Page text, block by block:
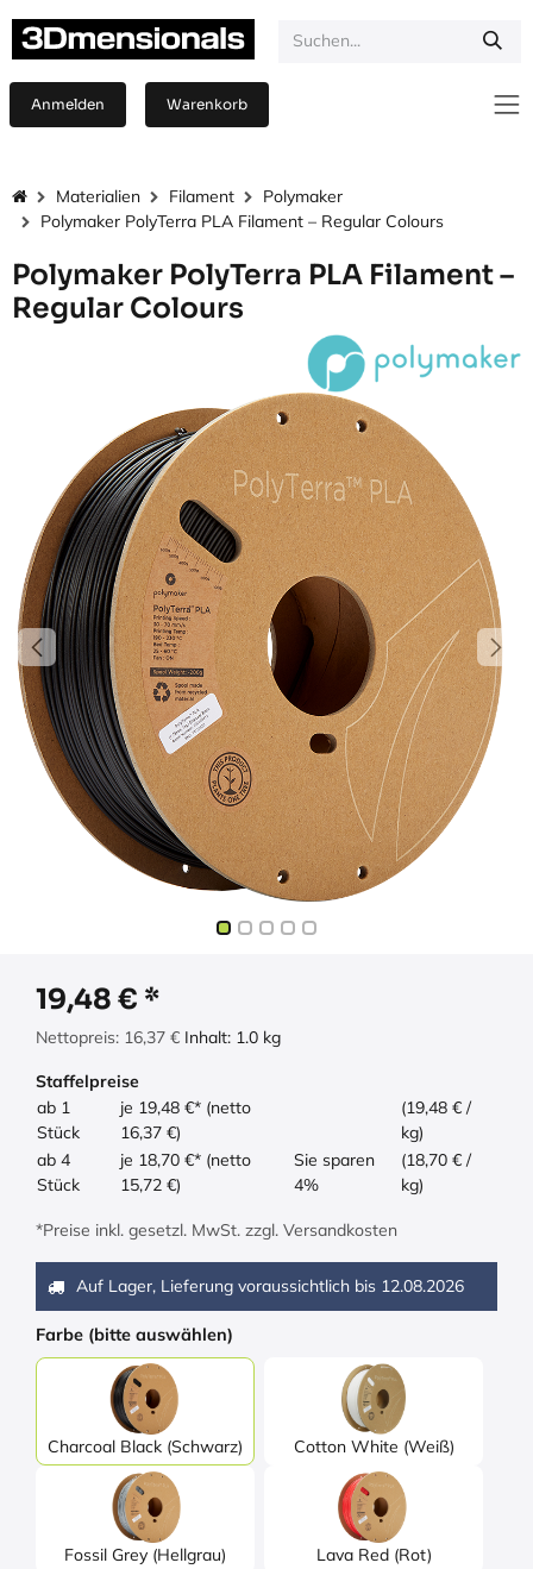
Anmelden Warenkorb
Materialien Filament
Polymaker
Polymaker PolyTerra PLA Filament – Regular Colours
Polymaker PolyTerra PLA Filament –
Regular Colours
19,48 €
Nettopreis: 16,37 € Inhalt: 1.0 kg
Staffelpreise
ab 1
Stück
je 19,48 €* (netto
16,37 €)
(19,48 € /
kg)
ab 4
Stück
je 18,70 €* (netto
15,72 €)
Sie sparen
4%
(18,70 € /
kg)
*Preise inkl. gesetzl. MwSt. zzgl. Versandkosten
Auf Lager, Lieferung voraussichtlich bis 12.08.2026
Farbe (bitte auswählen)
Charcoal Black (Schwarz) Cotton White (Weiß)
Fossil Grey (Hellgrau) Lava Red (Rot)